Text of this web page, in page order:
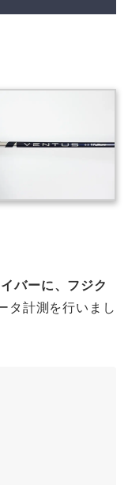
バーに、フジク
タ計測を行いまし